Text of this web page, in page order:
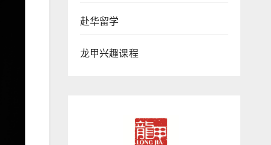
赴华留学
龙甲兴趣课程